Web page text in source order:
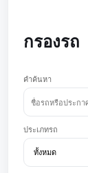
กรองรถ
คำค้นหา
ประเภทรถ